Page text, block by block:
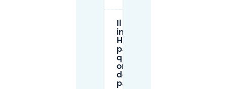
in strada a
Heerdt è a
pagamento e
quali sono gli
orari tipici
del
parchimetro?